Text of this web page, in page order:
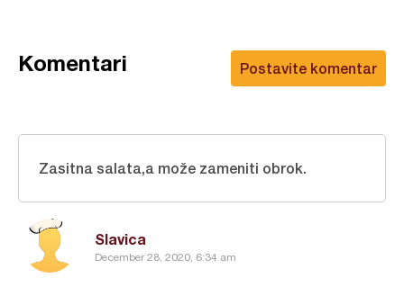
Postavite komentar
Komentari
Slavica
December 28, 2020, 6:34 am
Zasitna salata,a može zameniti obrok.